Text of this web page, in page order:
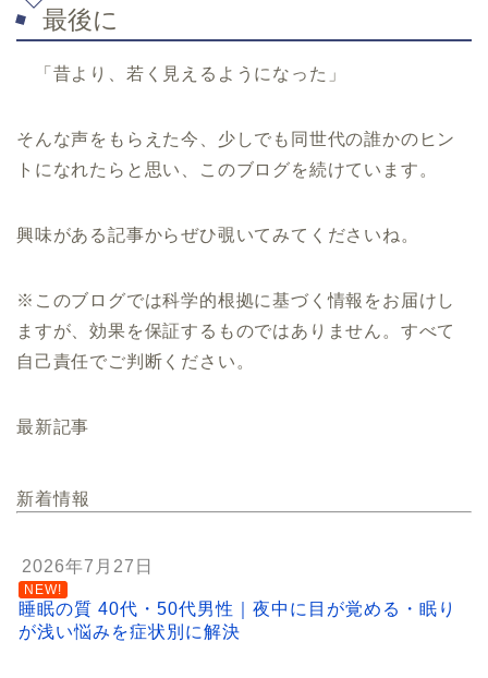
最後に
「昔より、若く見えるようになった」
そんな声をもらえた今、少しでも同世代の誰かのヒン
トになれたらと思い、このブログを続けています。
興味がある記事からぜひ覗いてみてくださいね。
※このブログでは科学的根拠に基づく情報をお届けし
ますが、効果を保証するものではありません。すべて
自己責任でご判断ください。
最新記事
新着情報
2026年7月27日
NEW!
睡眠の質 40代・50代男性｜夜中に目が覚める・眠り
が浅い悩みを症状別に解決